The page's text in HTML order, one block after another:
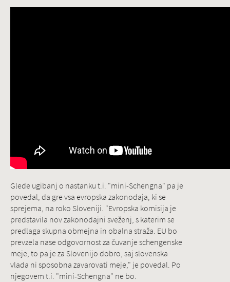
Glede ugibanj o nastanku t.i. "mini-Schengna" pa je
povedal, da gre vsa evropska zakonodaja, ki se
sprejema, na roko Sloveniji. "Evropska komisija je
predstavila nov zakonodajni sveženj, s katerim se
predlaga skupna obmejna in obalna straža. EU bo
prevzela nase odgovornost za čuvanje schengenske
meje, to pa je za Slovenijo dobro, saj slovenska
vlada ni sposobna zavarovati meje," je povedal. Po
njegovem t.i. "mini-Schengna" ne bo.